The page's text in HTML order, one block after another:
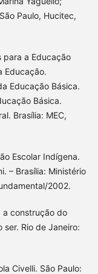
Paulo, Hucitec,
para a Educação
Educação.
Educação Básica.
Básica.
Brasília: MEC,
Escolar Indígena.
– Brasília: Ministério
2002.
a construção do
Rio de Janeiro:
Civelli. São Paulo: